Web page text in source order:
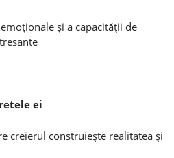
şi a capacităţii de
ei
creierul construieşte realitatea şi